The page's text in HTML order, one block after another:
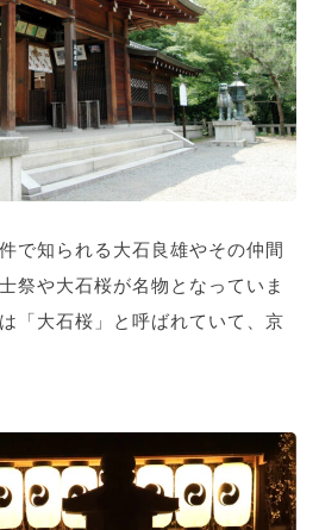
で知られる大石良雄やその仲間
祭や大石桜が名物となっていま
「大石桜」と呼ばれていて、京